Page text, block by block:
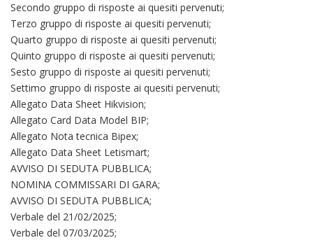
Secondo gruppo di risposte ai quesiti pervenuti;
Terzo gruppo di risposte ai quesiti pervenuti;
Quarto gruppo di risposte ai quesiti pervenuti;
Quinto gruppo di risposte ai quesiti pervenuti;
Sesto gruppo di risposte ai quesiti pervenuti;
Settimo gruppo di risposte ai quesiti pervenuti;
Allegato Data Sheet Hikvision;
Allegato Card Data Model BIP;
Allegato Nota tecnica Bipex;
Allegato Data Sheet Letismart;
AVVISO DI SEDUTA PUBBLICA;
NOMINA COMMISSARI DI GARA;
AVVISO DI SEDUTA PUBBLICA;
Verbale del 21/02/2025;
Verbale del 07/03/2025;